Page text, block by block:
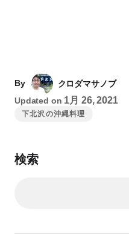
By
クロダマサノブ
Updated on 1月 26, 2021
下北沢の沖縄料理
検索